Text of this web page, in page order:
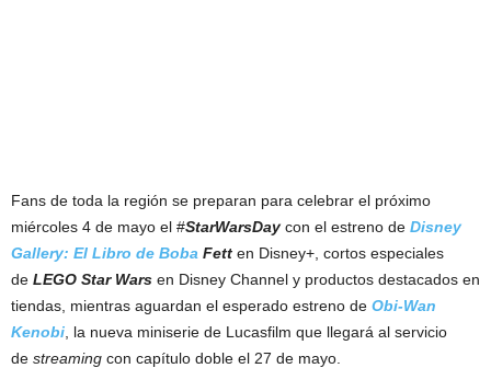
Fans de toda la región se preparan para celebrar el próximo
miércoles 4 de mayo el #StarWarsDay con el estreno de Disney
Gallery: El Libro de Boba Fett en Disney+, cortos especiales
de LEGO Star Wars en Disney Channel y productos destacados en
tiendas, mientras aguardan el esperado estreno de Obi-Wan
Kenobi , la nueva miniserie de Lucasfilm que llegará al servicio
de streaming con capítulo doble el 27 de mayo.